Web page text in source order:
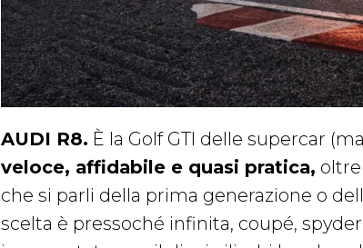
AUDI R8. È la Golf GTI delle supercar
veloce, affidabile e quasi pratica,
che si parli della prima generazione o
scelta è pressoché infinita, coupé,